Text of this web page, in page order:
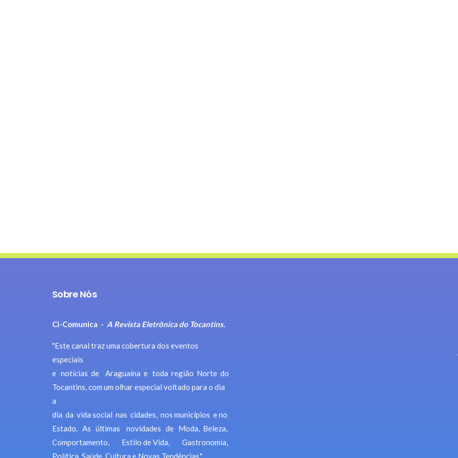
Sobre Nós
Ci-Comunica - A Revista Eletrônica do Tocantins.
"Este canal traz uma cobertura dos eventos
especiais
e notícias de Araguaína e toda região Norte do
Tocantins, com um olhar especial voltado para o dia
a
dia da vida social nas cidades, nos municípios e no
Estado. As últimas novidades de Moda, Beleza,
Comportamento, Estilo de Vida, Gastronomia,
Política, Saúde, Cultura e Novas Tendências."